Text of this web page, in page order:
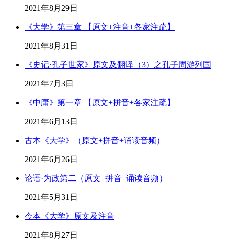
2021年8月29日
《大学》第三章 【原文+注音+各家注疏】
2021年8月31日
《史记·孔子世家》原文及翻译（3）之孔子周游列国
2021年7月3日
《中庸》第一章 【原文+拼音+各家注疏】
2021年6月13日
古本《大学》（原文+拼音+诵读音频）
2021年6月26日
论语·为政第二（原文+拼音+诵读音频）
2021年5月31日
今本《大学》原文及注音
2021年8月27日